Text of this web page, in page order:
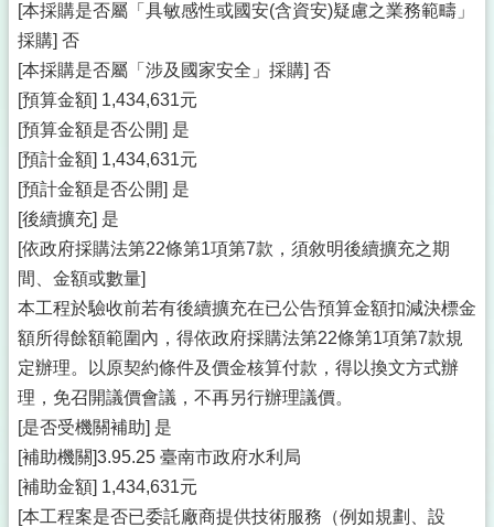
[本採購是否屬「具敏感性或國安(含資安)疑慮之業務範疇」
採購] 否
[本採購是否屬「涉及國家安全」採購] 否
[預算金額] 1,434,631元
[預算金額是否公開] 是
[預計金額] 1,434,631元
[預計金額是否公開] 是
[後續擴充] 是
[依政府採購法第22條第1項第7款，須敘明後續擴充之期
間、金額或數量]
本工程於驗收前若有後續擴充在已公告預算金額扣減決標金
額所得餘額範圍內，得依政府採購法第22條第1項第7款規
定辦理。以原契約條件及價金核算付款，得以換文方式辦
理，免召開議價會議，不再另行辦理議價。
[是否受機關補助] 是
[補助機關]3.95.25 臺南市政府水利局
[補助金額] 1,434,631元
[本工程案是否已委託廠商提供技術服務（例如規劃、設